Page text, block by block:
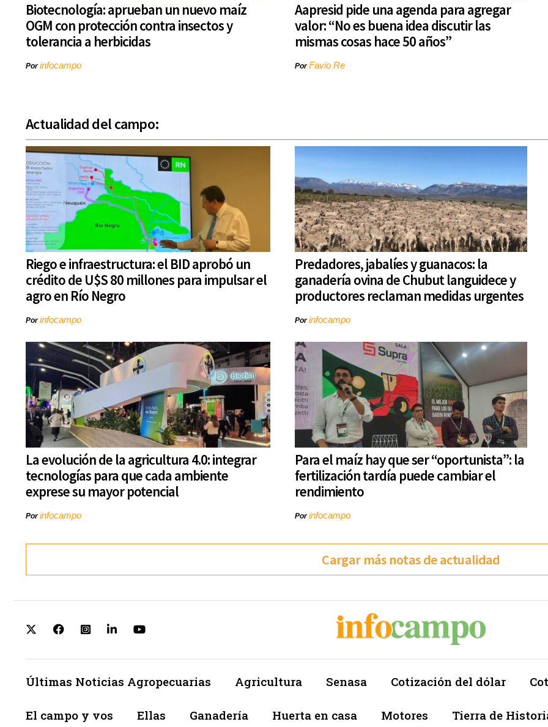
Biotecnología: aprueban un nuevo maíz
OGM con protección contra insectos y
tolerancia a herbicidas
Porinfocampo
Aapresid pide una agenda para agregar
valor: “No es buena idea discutir las
mismas cosas hace 50 años”
PorFavio Re
Actualidad del campo:
Riego e infraestructura: el BID aprobó un
crédito de U$S 80 millones para impulsar el
agro en Río Negro
Porinfocampo
Predadores, jabalíes y guanacos: la
ganadería ovina de Chubut languidece y
productores reclaman medidas urgentes
Porinfocampo
La evolución de la agricultura 4.0: integrar
tecnologías para que cada ambiente
exprese su mayor potencial
Porinfocampo
Para el maíz hay que ser “oportunista”: la
fertilización tardía puede cambiar el
rendimiento
Porinfocampo
Cargar más notas de actualidad
Últimas Noticias Agropecuarias Agricultura Senasa Cotización del dólar
El campo y vos Ellas Ganadería Huerta en casa Motores Tierra de